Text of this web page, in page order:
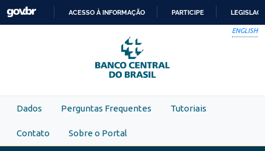
Skip to main content
PARA
O
CONTEÚDO
ACESSO À INFORMAÇÃO PARTICIPE
ENGLISH
Dados Perguntas Frequentes Tutoriais
Contato Sobre o Portal